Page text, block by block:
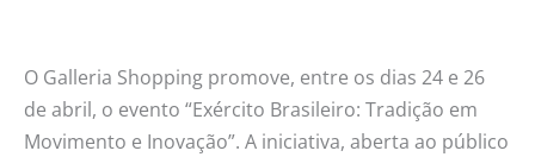
O Galleria Shopping promove, entre os dias 24 e 26
de abril, o evento “Exército Brasileiro: Tradição em
Movimento e Inovação”. A iniciativa, aberta ao público
no
Galleria